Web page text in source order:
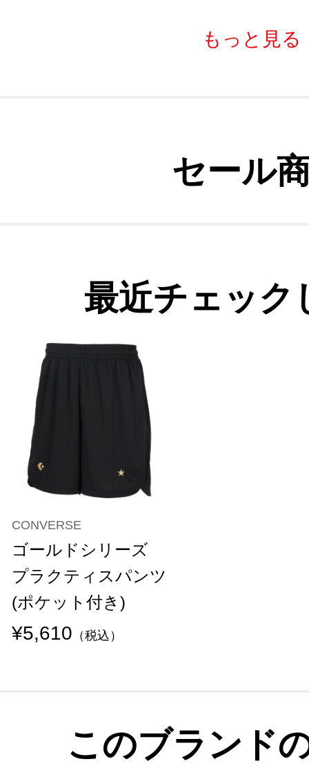
もっと見る
セール
最近チェック
CONVERSE
ゴールドシリーズ
プラクティスパンツ
(ポケット付き)
¥5,610 （税込）
このブランド